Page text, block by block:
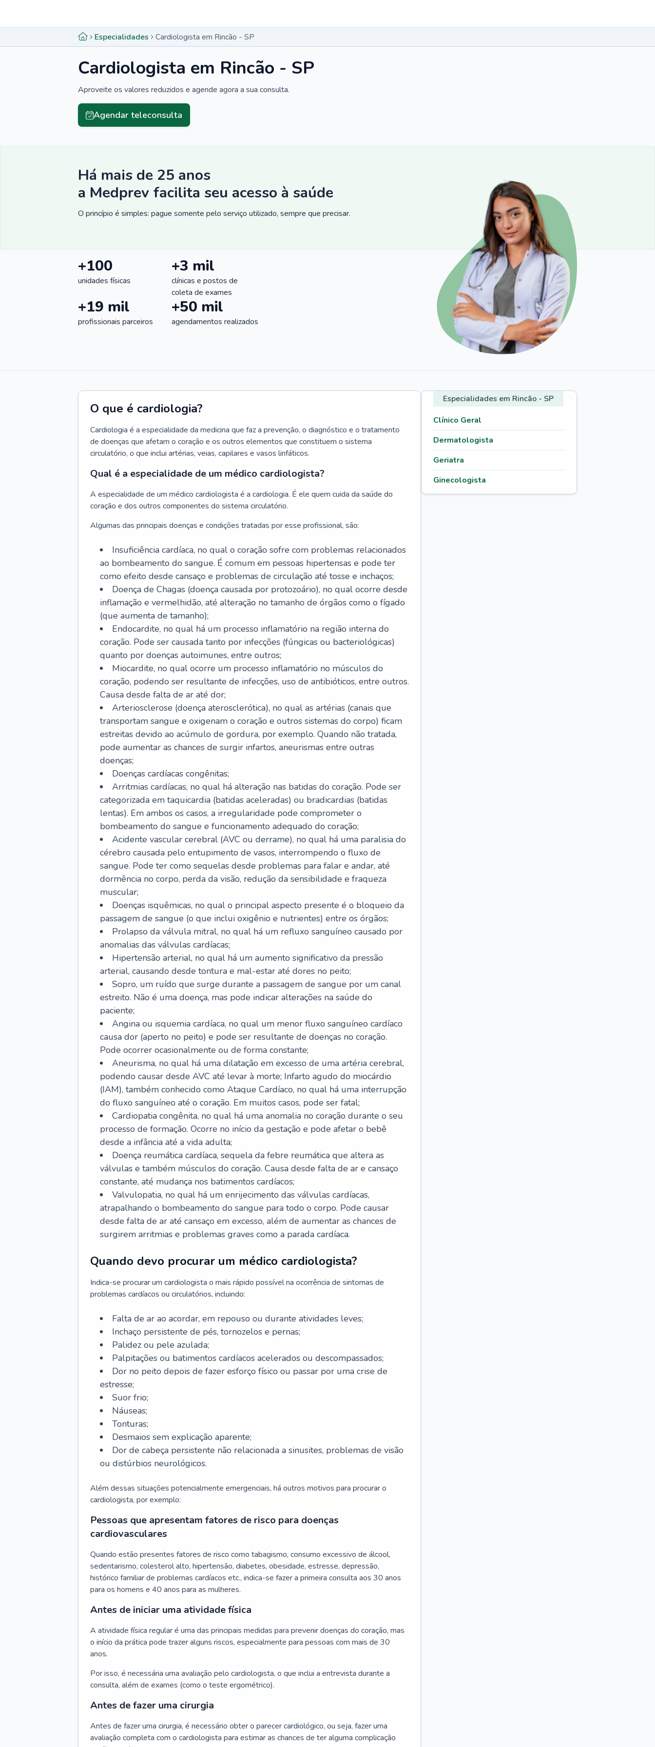
Especialidades Cardiologista em Rincão - SP
Cardiologista em Rincão - SP
Aproveite os valores reduzidos e agende agora a sua consulta.
Agendar teleconsulta
Há mais de 25 anos
a Medprev facilita seu acesso à saúde
O princípio é simples: pague somente pelo serviço utilizado, sempre que precisar.
+100
unidades físicas
+3 mil
clínicas e postos de
coleta de exames
+19 mil
profissionais parceiros
+50 mil
agendamentos realizados
O que é cardiologia?
Cardiologia é a especialidade da medicina que faz a prevenção, o diagnóstico e o tratamento
de doenças que afetam o coração e os outros elementos que constituem o sistema
circulatório, o que inclui artérias, veias, capilares e vasos linfáticos.
Qual é a especialidade de um médico cardiologista?
A especialidade de um médico cardiologista é a cardiologia. É ele quem cuida da saúde do
coração e dos outros componentes do sistema circulatório.
Algumas das principais doenças e condições tratadas por esse profissional, são:
Insuficiência cardíaca, no qual o coração sofre com problemas relacionados
ao bombeamento do sangue. É comum em pessoas hipertensas e pode ter
como efeito desde cansaço e problemas de circulação até tosse e inchaços;
Doença de Chagas (doença causada por protozoário), no qual ocorre desde
inflamação e vermelhidão, até alteração no tamanho de órgãos como o fígado
(que aumenta de tamanho);
Endocardite, no qual há um processo inflamatório na região interna do
coração. Pode ser causada tanto por infecções (fúngicas ou bacteriológicas)
quanto por doenças autoimunes, entre outros;
Miocardite, no qual ocorre um processo inflamatório no músculos do
coração, podendo ser resultante de infecções, uso de antibióticos, entre outros.
Causa desde falta de ar até dor;
Arteriosclerose (doença aterosclerótica), no qual as artérias (canais que
transportam sangue e oxigenam o coração e outros sistemas do corpo) ficam
estreitas devido ao acúmulo de gordura, por exemplo. Quando não tratada,
pode aumentar as chances de surgir infartos, aneurismas entre outras
doenças;
Doenças cardíacas congênitas;
Arritmias cardíacas, no qual há alteração nas batidas do coração. Pode ser
categorizada em taquicardia (batidas aceleradas) ou bradicardias (batidas
lentas). Em ambos os casos, a irregularidade pode comprometer o
bombeamento do sangue e funcionamento adequado do coração;
Acidente vascular cerebral (AVC ou derrame), no qual há uma paralisia do
cérebro causada pelo entupimento de vasos, interrompendo o fluxo de
sangue. Pode ter como sequelas desde problemas para falar e andar, até
dormência no corpo, perda da visão, redução da sensibilidade e fraqueza
muscular;
Doenças isquêmicas, no qual o principal aspecto presente é o bloqueio da
passagem de sangue (o que inclui oxigênio e nutrientes) entre os órgãos;
Prolapso da válvula mitral, no qual há um refluxo sanguíneo causado por
anomalias das válvulas cardíacas;
Hipertensão arterial, no qual há um aumento significativo da pressão
arterial, causando desde tontura e mal-estar até dores no peito;
Sopro, um ruído que surge durante a passagem de sangue por um canal
estreito. Não é uma doença, mas pode indicar alterações na saúde do
paciente;
Angina ou isquemia cardíaca, no qual um menor fluxo sanguíneo cardíaco
causa dor (aperto no peito) e pode ser resultante de doenças no coração.
Pode ocorrer ocasionalmente ou de forma constante;
Aneurisma, no qual há uma dilatação em excesso de uma artéria cerebral,
podendo causar desde AVC até levar à morte; Infarto agudo do miocárdio
(IAM), também conhecido como Ataque Cardíaco, no qual há uma interrupção
do fluxo sanguíneo até o coração. Em muitos casos, pode ser fatal;
Cardiopatia congênita, no qual há uma anomalia no coração durante o seu
processo de formação. Ocorre no início da gestação e pode afetar o bebê
desde a infância até a vida adulta;
Doença reumática cardíaca, sequela da febre reumática que altera as
válvulas e também músculos do coração. Causa desde falta de ar e cansaço
constante, até mudança nos batimentos cardíacos;
Valvulopatia, no qual há um enrijecimento das válvulas cardíacas,
atrapalhando o bombeamento do sangue para todo o corpo. Pode causar
desde falta de ar até cansaço em excesso, além de aumentar as chances de
surgirem arritmias e problemas graves como a parada cardíaca.
Quando devo procurar um médico cardiologista?
Indica-se procurar um cardiologista o mais rápido possível na ocorrência de sintomas de
problemas cardíacos ou circulatórios, incluindo:
Falta de ar ao acordar, em repouso ou durante atividades leves;
Inchaço persistente de pés, tornozelos e pernas;
Palidez ou pele azulada;
Palpitações ou batimentos cardíacos acelerados ou descompassados;
Dor no peito depois de fazer esforço físico ou passar por uma crise de
estresse;
Suor frio;
Náuseas;
Tonturas;
Desmaios sem explicação aparente;
Dor de cabeça persistente não relacionada a sinusites, problemas de visão
ou distúrbios neurológicos.
Além dessas situações potencialmente emergenciais, há outros motivos para procurar o
cardiologista, por exemplo:
Pessoas que apresentam fatores de risco para doenças
cardiovasculares
Quando estão presentes fatores de risco como tabagismo, consumo excessivo de álcool,
sedentarismo, colesterol alto, hipertensão, diabetes, obesidade, estresse, depressão,
histórico familiar de problemas cardíacos etc., indica-se fazer a primeira consulta aos 30 anos
para os homens e 40 anos para as mulheres.
Antes de iniciar uma atividade física
A atividade física regular é uma das principais medidas para prevenir doenças do coração, mas
o início da prática pode trazer alguns riscos, especialmente para pessoas com mais de 30
anos.
Por isso, é necessária uma avaliação pelo cardiologista, o que inclui a entrevista durante a
consulta, além de exames (como o teste ergométrico).
Antes de fazer uma cirurgia
Antes de fazer uma cirurgia, é necessário obter o parecer cardiológico, ou seja, fazer uma
avaliação completa com o cardiologista para estimar as chances de ter alguma complicação
Especialidades em Rincão - SP
Clínico Geral
Dermatologista
Geriatra
Ginecologista